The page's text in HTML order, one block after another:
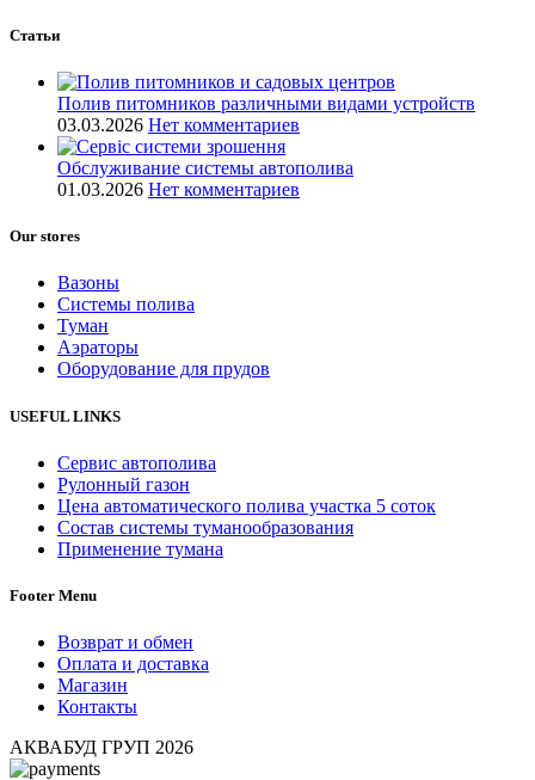
Статьи
Полив питомников различными видами устройств
03.03.2026 Нет комментариев
Обслуживание системы автополива
01.03.2026 Нет комментариев
Our stores
Вазоны
Системы полива
Туман
Аэраторы
Оборудование для прудов
USEFUL LINKS
Сервис автополива
Рулонный газон
Цена автоматического полива участка 5 соток
Состав системы туманообразования
Применение тумана
Footer Menu
Возврат и обмен
Оплата и доставка
Магазин
Контакты
АКВАБУД ГРУП 2026